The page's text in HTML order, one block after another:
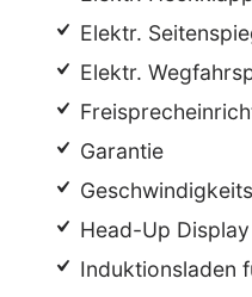
Elektr.
Elektr.
Garantie
Head-Up Display
Induktionsladen